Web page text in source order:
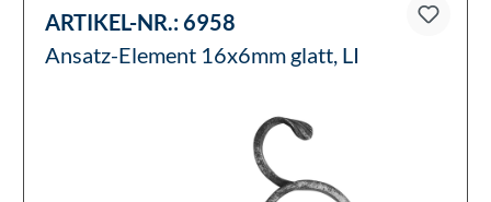
ARTIKEL-NR.:6958
Ansatz-Element 16x6mm glatt, LI